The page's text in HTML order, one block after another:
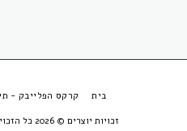
בית קרקס הפלייבק -
זכויות יוצרים © 2026 כל הזכויות שמורות -